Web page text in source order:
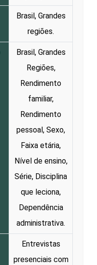
Brasil, Grandes
regiões.
Brasil, Grandes
Regiões,
Rendimento
familiar,
Rendimento
pessoal, Sexo,
Faixa etária,
Nível de ensino,
Série, Disciplina
que leciona,
Dependência
administrativa.
Entrevistas
presenciais com